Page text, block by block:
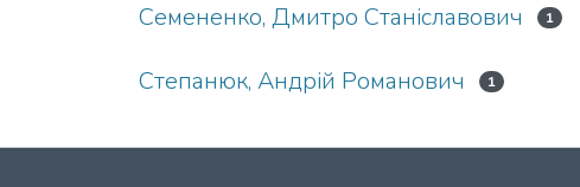
Семененко, Дмитро Станіславович 1
Степанюк, Андрій Романович 1